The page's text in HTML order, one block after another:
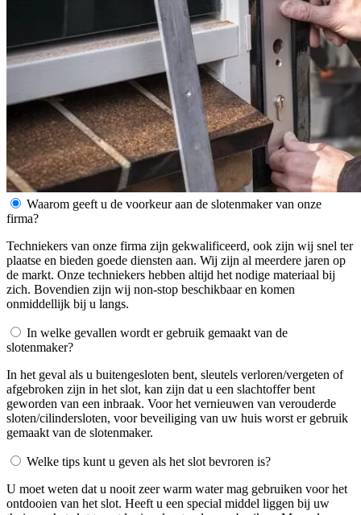
Waarom geeft u de voorkeur aan de slotenmaker van onze
firma?
Techniekers van onze firma zijn gekwalificeerd, ook zijn wij snel ter
plaatse en bieden goede diensten aan. Wij zijn al meerdere jaren op
de markt. Onze techniekers hebben altijd het nodige materiaal bij
zich. Bovendien zijn wij non-stop beschikbaar en komen
onmiddellijk bij u langs.
In welke gevallen wordt er gebruik gemaakt van de
slotenmaker?
In het geval als u buitengesloten bent, sleutels verloren/vergeten of
afgebroken zijn in het slot, kan zijn dat u een slachtoffer bent
geworden van een inbraak. Voor het vernieuwen van verouderde
sloten/cilindersloten, voor beveiliging van uw huis worst er gebruik
gemaakt van de slotenmaker.
Welke tips kunt u geven als het slot bevroren is?
U moet weten dat u nooit zeer warm water mag gebruiken voor het
ontdooien van het slot. Heeft u een special middel liggen bij uw